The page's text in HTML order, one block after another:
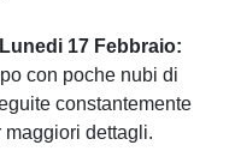
17 Febbraio:
con poche nubi di
constantemente
dettagli.